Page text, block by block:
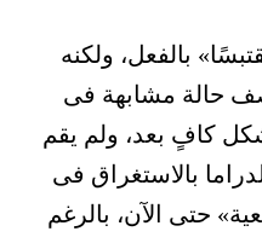
بالفعل، ولكنه
حالة مشابهة فى
كافٍ بعد، ولم يقم
بالاستغراق فى
حتى الآن، بالرغم